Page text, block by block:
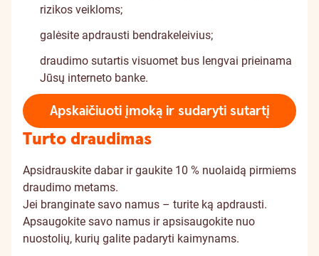
rizikos veikloms;
galėsite apdrausti bendrakeleivius;
draudimo sutartis visuomet bus lengvai prieinama
Jūsų interneto banke.
Apskaičiuoti įmoką ir sudaryti sutartį
Turto draudimas
Apsidrauskite dabar ir gaukite 10 % nuolaidą pirmiems
draudimo metams.
Jei branginate savo namus – turite ką apdrausti.
Apsaugokite savo namus ir apsisaugokite nuo
nuostolių, kurių galite padaryti kaimynams.